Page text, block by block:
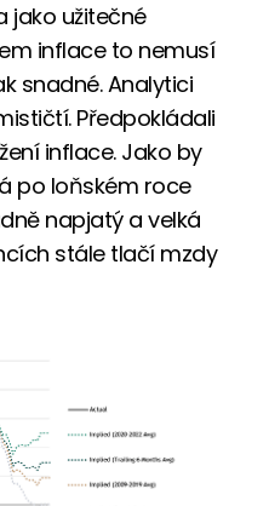
jako užitečné
inflace to nemusí
snadné. Analytici
Předpokládali
inflace. Jako by
po loňském roce
napjatý a velká
stále tlačí mzdy